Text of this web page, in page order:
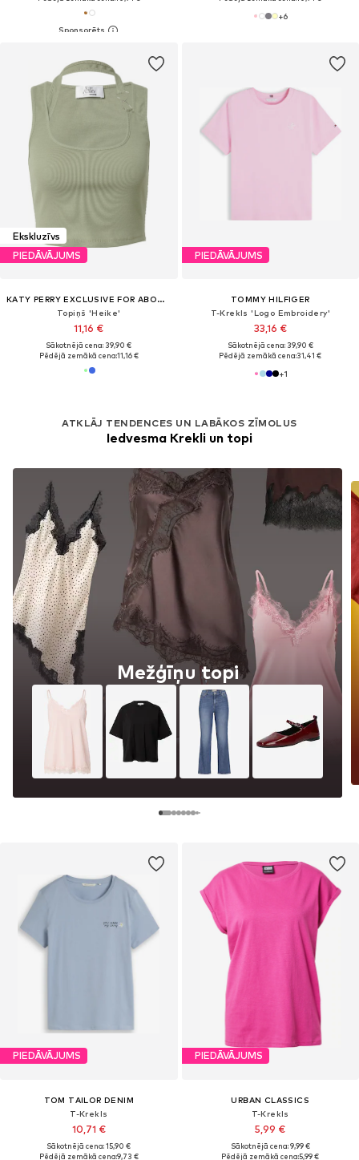
+6
Ekskluzīvs
PIEDĀVĀJUMS
KATY PERRY EXCLUSIVE FOR ABOUT YOU
Topiņš 'Heike'
11,16 €
Sākotnējā cena: 39,90 €
Pēdējā zemākā cena:11,16 €
PIEDĀVĀJUMS
TOMMY HILFIGER
T-Krekls 'Logo Embroidery'
33,16 €
Sākotnējā cena: 39,90 €
Pēdējā zemākā cena:31,41 €
+1
PIEDĀVĀJUMS
TOM TAILOR DENIM
T-Krekls
10,71 €
Sākotnējā cena: 15,90 €
Pēdējā zemākā cena:9,73 €
PIEDĀVĀJUMS
URBAN CLASSICS
T-Krekls
5,99 €
Sākotnējā cena: 9,99 €
Pēdējā zemākā cena:5,99 €
ATKLĀJ TENDENCES UN LABĀKOS ZĪMOLUS
Iedvesma Krekli un topi
Mežģīņu topi